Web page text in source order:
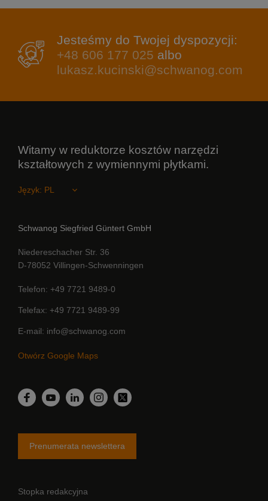
Jesteśmy do Twojej dyspozycji:
+48 606 177 025 albo
lukasz.kucinski@schwanog.com
Witamy w reduktorze kosztów narzędzi
kształtowych z wymiennymi płytkami.
Język:
Schwanog Siegfried Güntert GmbH
Niedereschacher Str. 36
D-78052 Villingen-Schwenningen
Telefon +49 7721 9489-0
Telefax +49 7721 9489-99
E-mail info@schwanog.com
Otwórz Google Maps
Facebook
YouTubeLinkedInInstagram
Twitter
Prenumerata newslettera
Stopka redakcyjna